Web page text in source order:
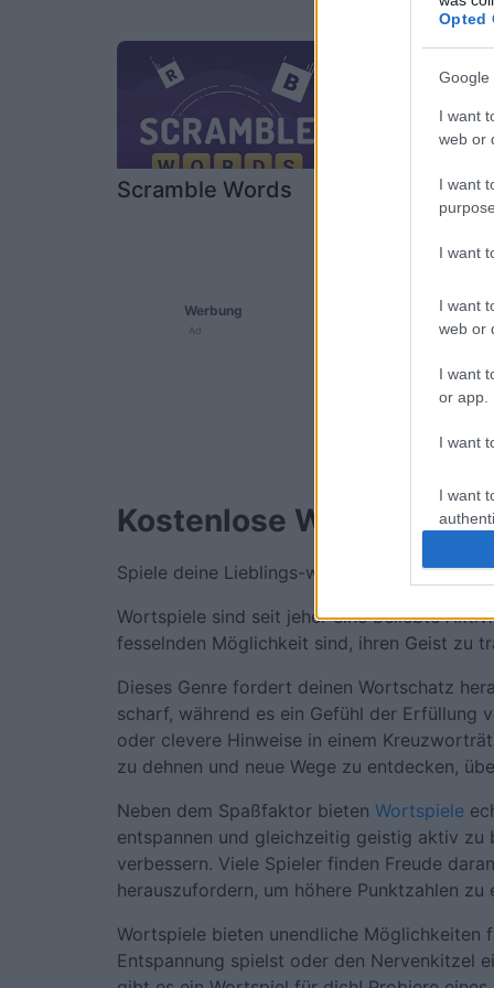
Opted
Google
I want
web or
I want
I want
I want
web or
I want
or app.
I want
I want
Orlando
Scramble Words
Werbung
Ad
Kostenlose Word-Spiele.
Spiele deine Lieblings-word-Spiele – online
Wortspiele sind seit jeher eine beliebte
fesselnden Möglichkeit sind, ihren Geist zu
Dieses Genre fordert deinen Wortschatz
scharf, während es ein Gefühl der
oder clevere Hinweise in einem
zu dehnen und neue Wege zu entdecken,
Neben dem Spaßfaktor bieten Wortspiele
entspannen und gleichzeitig geistig aktiv zu
verbessern. Viele Spieler finden Freude
herauszufordern, um höhere Punktzahlen zu
Wortspiele bieten unendliche Möglichkeiten
Entspannung spielst oder den Nervenkitzel